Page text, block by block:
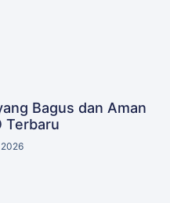
Bagus dan Aman
Terbaru